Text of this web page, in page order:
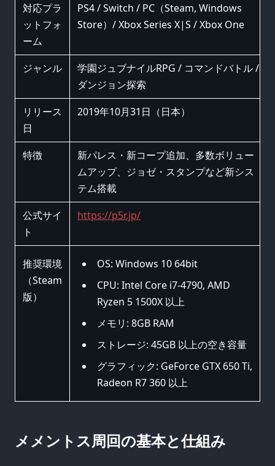
対応プラ
ットフォ
ーム
PS4 / Switch / PC（Steam, Windows
Store）/ Xbox Series X|S / Xbox One
ジャンル
学園ジュブナイルRPG / コマンドバトル /
ダンジョン探索
リリース
日
2019年10月31日（日本）
特徴
新パレス・新コープ追加、多数ボリュー
ムアップ、ジョゼ・スタンプなど新シス
テム搭載
公式サイ
ト
https://p5r.jp/
推奨環境
（Steam
版）
OS: Windows 10 64bit
CPU: Intel Core i7-4790, AMD
Ryzen 5 1500X 以上
メモリ: 8GB RAM
ストレージ: 45GB 以上の空き容量
グラフィック: GeForce GTX 650 Ti,
Radeon R7 360 以上
メメントス周回の基本と仕組み